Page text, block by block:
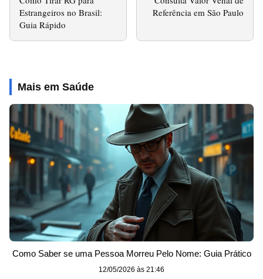
Estrangeiros no Brasil:
Guia Rápido
Referência em São Paulo
Mais em Saúde
Como Saber se uma Pessoa Morreu Pelo Nome: Guia Prático
12/05/2026 às 21:46